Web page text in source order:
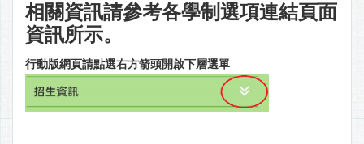
相關資訊請參考各學制選項連結頁面
資訊所示。
行動版網頁請點選右方箭頭開啟下層選單